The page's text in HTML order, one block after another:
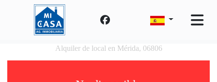
Alquiler de local en Mérida, 06806